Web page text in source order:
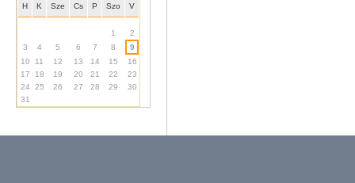
H K Sze Cs P Szo V
1
2
3
4 5 6 7 8
9
10
11 12 13 14 15
16
17
18 19 20 21 22
23
24
25 26 27 28 29
30
31